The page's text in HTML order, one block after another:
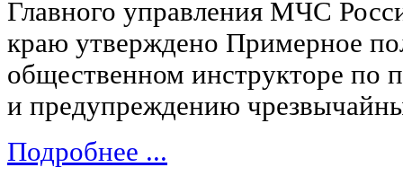
Главного управления МЧС
краю утверждено Примерное
общественном инструкторе по
и предупреждению
Подробнее ...